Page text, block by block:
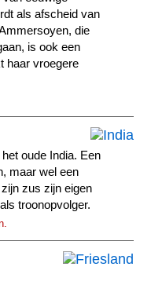
als afscheid van
die
is ook een
haar vroegere
oude India. Een
maar wel een
zus zijn eigen
troonopvolger.